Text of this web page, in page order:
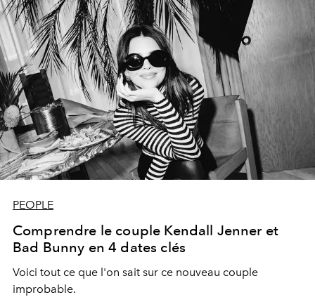
PEOPLE
Comprendre le couple Kendall Jenner et
Bad Bunny en 4 dates clés
Voici tout ce que l'on sait sur ce nouveau couple
improbable.